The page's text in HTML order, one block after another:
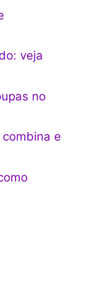
veja
no
e